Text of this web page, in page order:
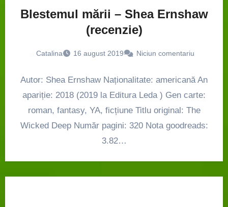
Blestemul mării – Shea Ernshaw
(recenzie)
Catalina 16 august 2019 Niciun comentariu
Autor: Shea Ernshaw Naționalitate: americană An
apariție: 2018 (2019 la Editura Leda ) Gen carte:
roman, fantasy, YA, ficțiune Titlu original: The
Wicked Deep Număr pagini: 320 Nota goodreads:
3.82…